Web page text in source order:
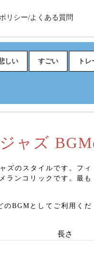
リシー/よくある質問
しい すごい ト
ャズ
ズのスタイルです。フィ
ランコリックです。最も
のBGMとしてご利用くだ
長さ